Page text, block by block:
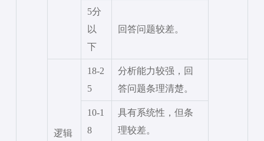
5分
以
下
回答问题较差。
逻辑
18-2
5
分析能力较强，回
答问题条理清楚。
10-1
8
具有系统性，但条
理较差。